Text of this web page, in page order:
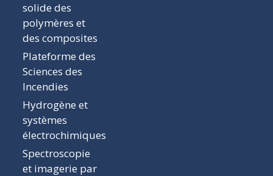
solide des
polymères et
des composites
Plateforme des
Sciences des
Incendies
Hydrogène et
systèmes
électrochimiques
Spectroscopie
et imagerie par